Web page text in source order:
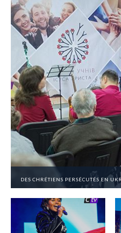
DES CHRÉTIENS PERSÉCUTÉS EN